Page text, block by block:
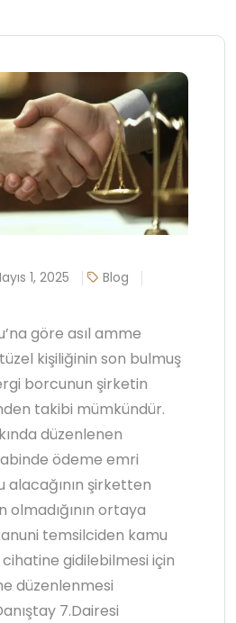
1, 2025
Blog
göre asıl amme
kişiliğinin son bulmuş
borcunun şirketin
takibi mümkündür.
düzenlenen
ödeme emri
alacağının şirketten
olmadığının ortaya
temsilciden kamu
cihatine gidilebilmesi için
düzenlenmesi
7.Dairesi